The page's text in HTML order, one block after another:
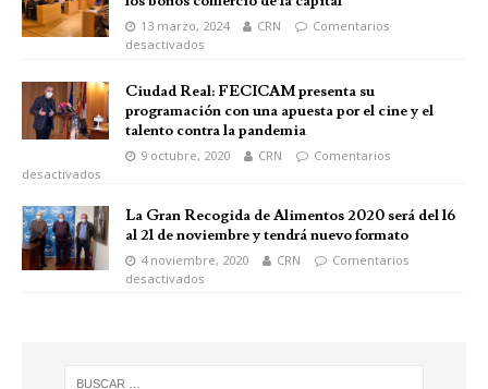
13 marzo, 2024 CRN
Comentarios
desactivados
Ciudad Real: FECICAM presenta su
programación con una apuesta por el cine y el
talento contra la pandemia
9 octubre, 2020 CRN
Comentarios
desactivados
La Gran Recogida de Alimentos 2020 será del 16
al 21 de noviembre y tendrá nuevo formato
4 noviembre, 2020 CRN
Comentarios
desactivados